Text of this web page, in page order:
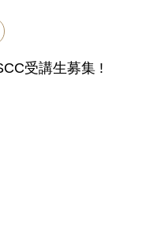
受講生募集 !